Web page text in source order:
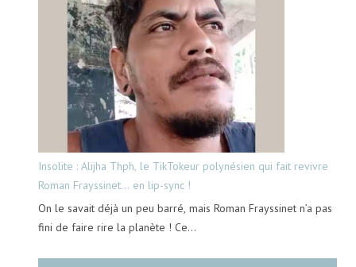
Insolite : Alijha Thph, le TikTokeur polynésien qui fait revivre
Roman Frayssinet… en lip-sync !
On le savait déjà un peu barré, mais Roman Frayssinet n’a pas
fini de faire rire la planète ! Ce…